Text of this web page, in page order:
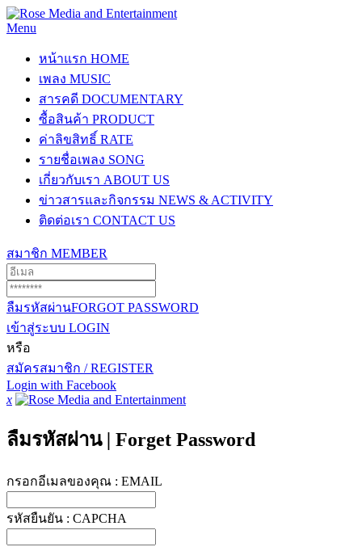
Menu
หน้าแรก HOME
เพลง MUSIC
สารคดี DOCUMENTARY
ซื้อสินค้า PRODUCT
ค่าลิขสิทธิ์ RATE
รายชื่อเพลง SONG
เกี่ยวกับเรา ABOUT US
ข่าวสารและกิจกรรม NEWS & ACTIVITY
ติดต่อเรา CONTACT US
สมาชิก MEMBER
ลืมรหัสผ่านFORGOT PASSWORD
เข้าสู่ระบบ LOGIN
หรือ
สมัครสมาชิก / REGISTER
Login with Facebook
x
ลืมรหัสผ่าน | Forget Password
กรอกอีเมลของคุณ : EMAIL
รหัสยืนยัน : CAPCHA